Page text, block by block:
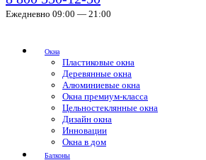
Ежедневно 09:00 — 21:00
Окна
Пластиковые окна
Деревянные окна
Алюминиевые окна
Окна премиум-класса
Цельностеклянные окна
Дизайн окна
Инновации
Окна в дом
Балконы